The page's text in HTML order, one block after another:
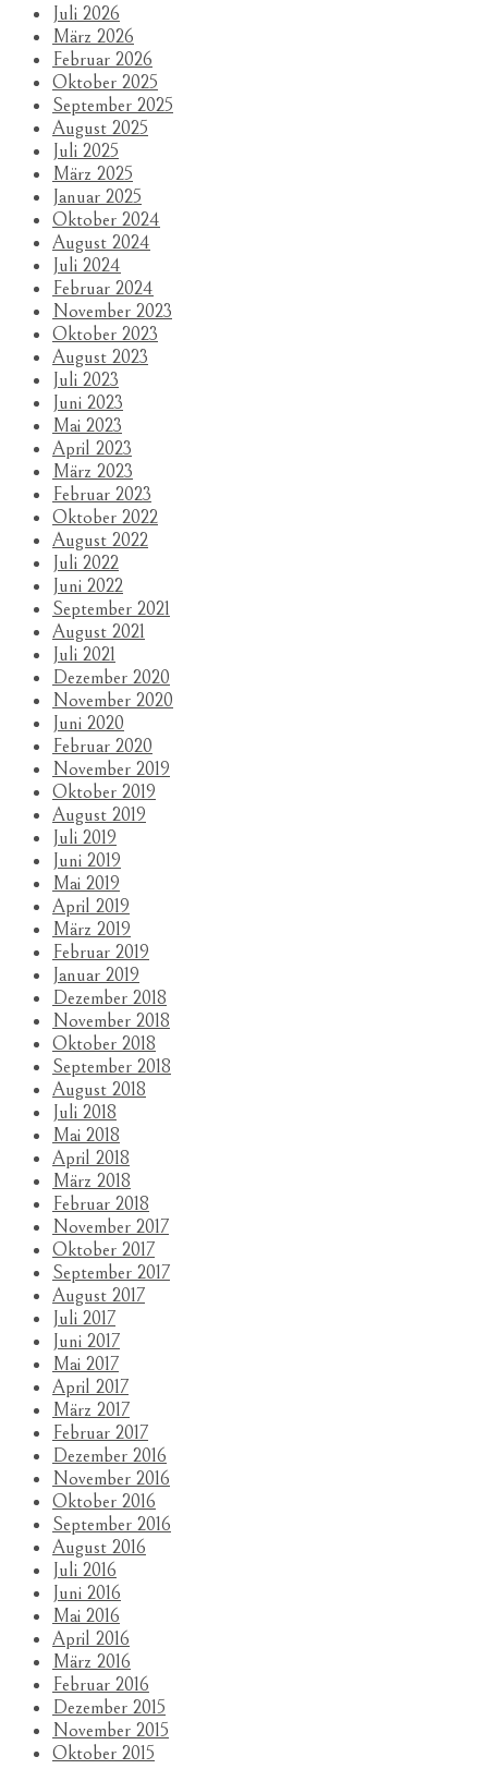
Juli 2026
März 2026
Februar 2026
Oktober 2025
September 2025
August 2025
Juli 2025
März 2025
Januar 2025
Oktober 2024
August 2024
Juli 2024
Februar 2024
November 2023
Oktober 2023
August 2023
Juli 2023
Juni 2023
Mai 2023
April 2023
März 2023
Februar 2023
Oktober 2022
August 2022
Juli 2022
Juni 2022
September 2021
August 2021
Juli 2021
Dezember 2020
November 2020
Juni 2020
Februar 2020
November 2019
Oktober 2019
August 2019
Juli 2019
Juni 2019
Mai 2019
April 2019
März 2019
Februar 2019
Januar 2019
Dezember 2018
November 2018
Oktober 2018
September 2018
August 2018
Juli 2018
Mai 2018
April 2018
März 2018
Februar 2018
November 2017
Oktober 2017
September 2017
August 2017
Juli 2017
Juni 2017
Mai 2017
April 2017
März 2017
Februar 2017
Dezember 2016
November 2016
Oktober 2016
September 2016
August 2016
Juli 2016
Juni 2016
Mai 2016
April 2016
März 2016
Februar 2016
Dezember 2015
November 2015
Oktober 2015